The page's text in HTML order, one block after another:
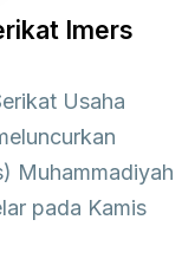
Imers
Usaha
Muhammadiyah
pada Kamis